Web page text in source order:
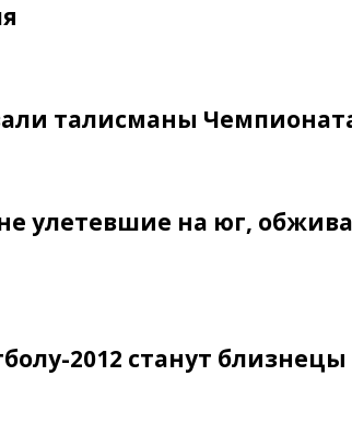
талисманы
улетевшие на юг,
2012 станут